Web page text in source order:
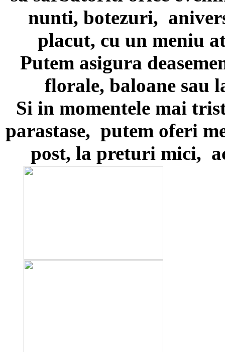
nunti, botezuri,
placut, cu un meniu
Putem asigura
florale, baloane sau
Si in momentele mai
parastase, putem oferi
post, la preturi mici,